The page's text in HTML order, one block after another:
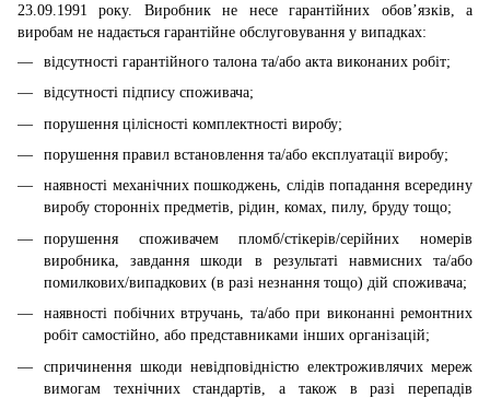
23.09.1991 року. Виробник не несе гарантійних обов’язків, а
виробам не надається гарантійне обслуговування у випадках:
відсутності гарантійного талона та/або акта виконаних робіт;
відсутності підпису споживача;
порушення цілісності комплектності виробу;
порушення правил встановлення та/або експлуатації виробу;
наявності механічних пошкоджень, слідів попадання всередину
виробу сторонніх предметів, рідин, комах, пилу, бруду тощо;
порушення споживачем пломб/стікерів/серійних номерів
виробника, завдання шкоди в результаті навмисних та/або
помилкових/випадкових (в разі незнання тощо) дій споживача;
наявності побічних втручань, та/або при виконанні ремонтних
робіт самостійно, або представниками інших організацій;
спричинення шкоди невідповідністю електроживлячих мереж
вимогам технічних стандартів, а також в разі перепадів